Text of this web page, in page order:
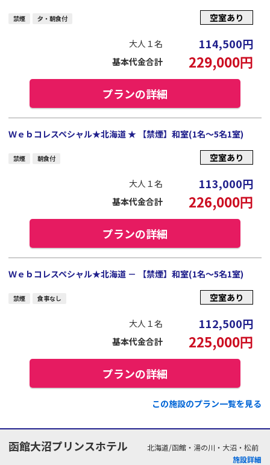
禁煙 夕・朝食付 空室あり
大人１名 114,500円
基本代金合計 229,000円
プランの詳細
Ｗｅｂコレスペシャル★北海道 ★ 【禁煙】和室(1名～5名1室)
禁煙 朝食付 空室あり
大人１名 113,000円
基本代金合計 226,000円
プランの詳細
Ｗｅｂコレスペシャル★北海道 － 【禁煙】和室(1名～5名1室)
禁煙 食事なし 空室あり
大人１名 112,500円
基本代金合計 225,000円
プランの詳細
この施設のプラン一覧を見る
函館大沼プリンスホテル
北海道/函館・湯の川・大沼・松前
施設詳細